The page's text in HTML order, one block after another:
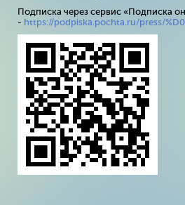
Подписка через сервис «Подписка
- https://podpiska.pochta.ru/press/